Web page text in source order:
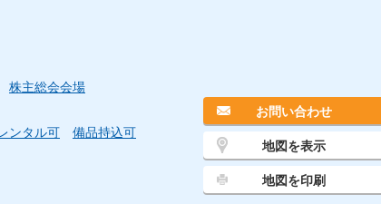
株主総会会場
ンタル可
備品持込可
お問い合わせ
地図を表示
地図を印刷